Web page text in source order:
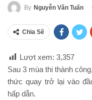
By Nguyễn Văn Tuấn
Chia Sẽ
Lượt xem: 3,357
Sau 3 mùa thi thành
thức quay trở lại vào
hấp dẫn.